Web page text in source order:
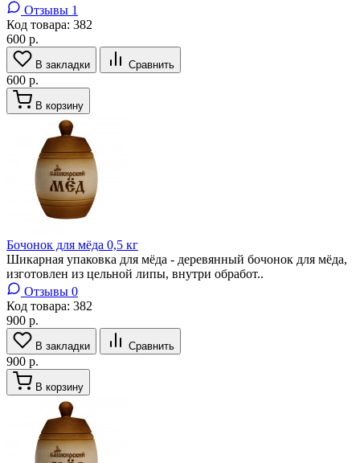
Отзывы 1
Код товара: 382
600 р.
В закладки Сравнить
600 р.
В корзину
Бочонок для мёда 0,5 кг
Шикарная упаковка для мёда - деревянный бочонок для мёда,
изготовлен из цельной липы, внутри обработ..
Отзывы 0
Код товара: 382
900 р.
В закладки Сравнить
900 р.
В корзину